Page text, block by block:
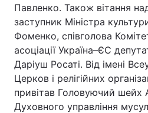
Павленко. Також вітання
заступник Міністра
Фоменко, співголова
асоціації Україна–ЄС
Даріуш Росаті. Від імені
Церков і релігійних
привітав Головуючий шейх
Духовного управління